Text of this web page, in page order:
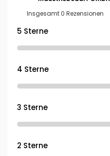
Insgesamt 0 Rezensionen
5 Sterne
4 Sterne
3 Sterne
2 Sterne